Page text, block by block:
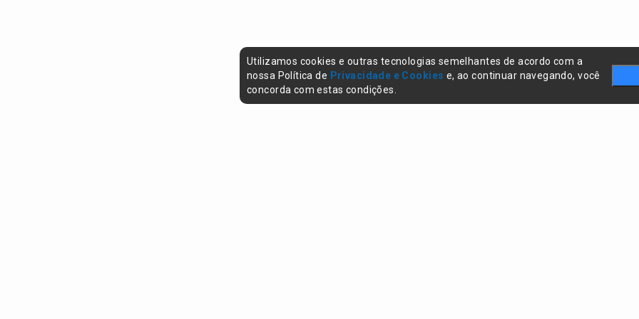
Utilizamos cookies e outras tecnologias semelhantes de acordo com a
nossa Política de Privacidade e Cookies e, ao continuar navegando, você
concorda com estas condições.